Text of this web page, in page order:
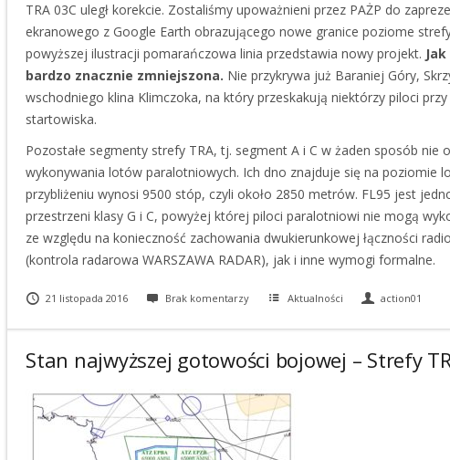
TRA 03C uległ korekcie. Zostaliśmy upoważnieni przez PAŻP do
ekranowego z Google Earth obrazującego nowe granice poziome
powyższej ilustracji pomarańczowa linia przedstawia nowy projekt.
bardzo znacznie zmniejszona. Nie przykrywa już Baraniej Góry,
wschodniego klina Klimczoka, na który przeskakują niektórzy piloci
startowiska.
Pozostałe segmenty strefy TRA, tj. segment A i C w żaden sposób nie
wykonywania lotów paralotniowych. Ich dno znajduje się na poziomie
przybliżeniu wynosi 9500 stóp, czyli około 2850 metrów. FL95 jest
przestrzeni klasy G i C, powyżej której piloci paralotniowi nie mogą
ze względu na konieczność zachowania dwukierunkowej łączności
(kontrola radarowa WARSZAWA RADAR), jak i inne wymogi formalne.
21 listopada 2016 Brak komentarzy Aktualności action01
Stan najwyższej gotowości bojowej – Strefy